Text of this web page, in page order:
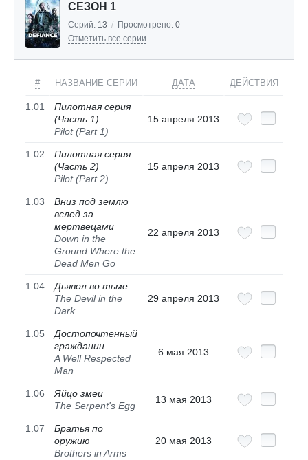
СЕЗОН 1
Серий: 13 / Просмотрено: 0
Отметить все серии
# НАЗВАНИЕ СЕРИИ ДАТА ДЕЙСТВИЯ
1.01
Пилотная серия
(Часть 1)
Pilot (Part 1)
15 апреля 2013
1.02
Пилотная серия
(Часть 2)
Pilot (Part 2)
15 апреля 2013
1.03
Вниз под землю
вслед за
мертвецами
Down in the
Ground Where the
Dead Men Go
22 апреля 2013
1.04
Дьявол во тьме
The Devil in the
Dark
29 апреля 2013
1.05
Достопочтенный
гражданин
A Well Respected
Man
6 мая 2013
1.06
Яйцо змеи
The Serpent's Egg
13 мая 2013
1.07
Братья по
оружию
Brothers in Arms
20 мая 2013